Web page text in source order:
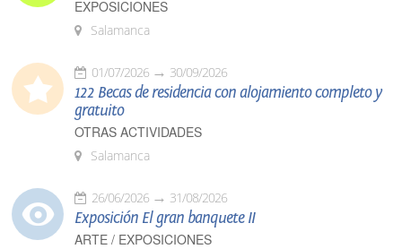
EXPOSICIONES
Salamanca
01/07/2026 30/09/2026
122 Becas de residencia con alojamiento completo y
gratuito
OTRAS ACTIVIDADES
Salamanca
26/06/2026 31/08/2026
Exposición El gran banquete II
ARTE / EXPOSICIONES